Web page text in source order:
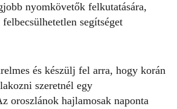
nyomkövetők felkutatására,
segítséget
és készülj fel arra, hogy korán
szeretnél egy
oroszlánok hajlamosak naponta